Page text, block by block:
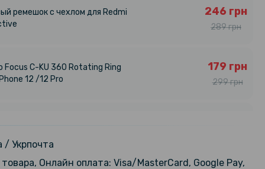
ремешок с чехлом для Redmi
246 грн
289 грн
Focus C-KU 360 Rotating Ring
12 /12 Pro
179 грн
299 грн
/ Укрпочта
Онлайн оплата: Visa/MasterCard, Google Pay,